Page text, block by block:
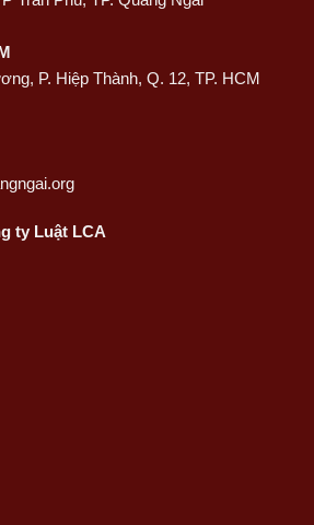
P. Hiệp Thành, Q. 12, TP. HCM
ty Luật LCA